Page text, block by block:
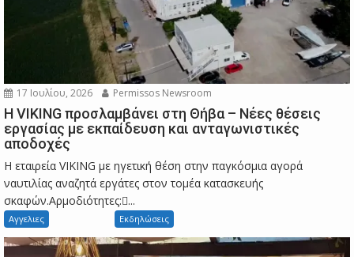
17 Ιουλίου, 2026 Permissos Newsroom
Η VIKING προσλαμβάνει στη Θήβα – Νέες θέσεις
εργασίας με εκπαίδευση και ανταγωνιστικές
αποδοχές
Η εταιρεία VIKING με ηγετική θέση στην παγκόσμια αγορά
ναυτιλίας αναζητά εργάτες στον τομέα κατασκευής
σκαφών.Αρμοδιότητες:...
Αγγελιες Εκδηλώσεις